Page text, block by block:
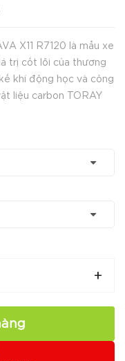
X11 R7120 là mẫu xe
trị cốt lõi của thương
khí động học và công
liệu carbon TORAY
+